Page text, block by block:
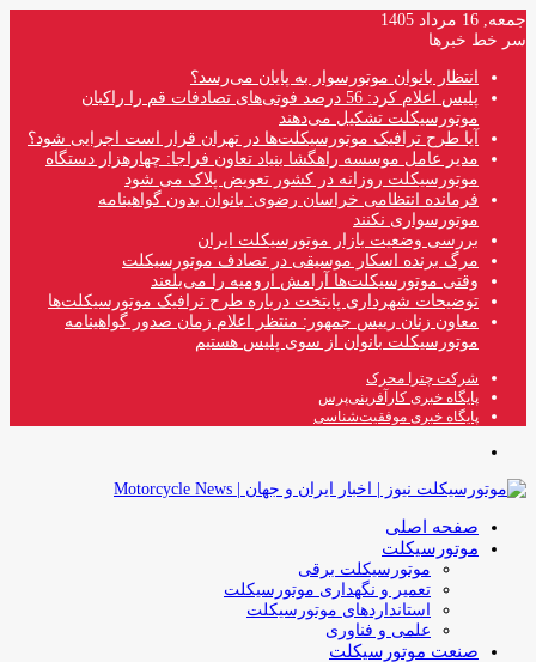
جمعه, 16 مرداد 1405
سر خط خبرها
انتظار بانوان موتورسوار به پایان می‌رسد؟
پلیس اعلام کرد: 56 درصد فوتی‌های تصادفات قم را راکبان
موتورسیکلت تشکیل می‌دهند
آیا طرح ترافیک موتورسیکلت‌ها در تهران قرار است اجرایی شود؟
مدیر عامل موسسه راهگشا بنیاد تعاون فراجا: چهارهزار دستگاه
موتورسیکلت روزانه در کشور تعویض پلاک می شود
فرمانده انتظامی خراسان رضوی: بانوان بدون گواهینامه
موتورسواری نکنند
بررسی وضعیت بازار موتورسیکلت ایران
مرگ برنده اسکار موسیقی در تصادف موتورسیکلت
وقتی موتورسیکلت‌ها آرامش ارومیه را می‌بلعند
توضیحات شهرداری پایتخت درباره طرح ترافیک موتورسیکلت‌ها
معاون زنان رییس جمهور: منتظر اعلام زمان صدور گواهینامه
موتورسیکلت بانوان از سوی پلیس هستیم
شرکت چترا محرک
پایگاه خبری کارآفرینی‌پرس
پایگاه خبری موفقیت‌شناسی
صفحه اصلی
موتورسیکلت
موتورسیکلت برقی
تعمیر و نگهداری موتورسیکلت
استانداردهای موتورسیکلت
علمی و فناوری
صنعت موتورسیکلت